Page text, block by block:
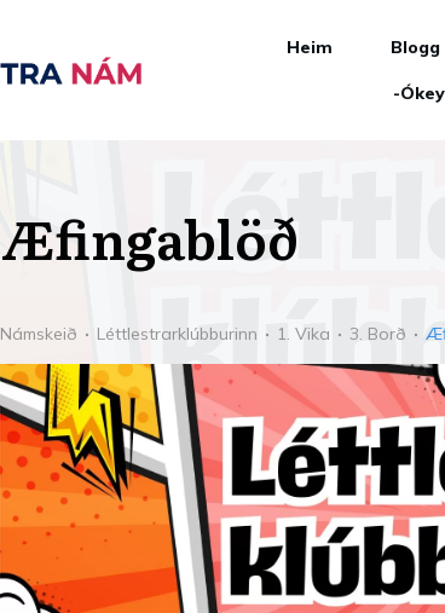
Heim Blogg
-
Æfingablöð
Námskeið Léttlestrarklúbburinn 1. Vika 3. Borð